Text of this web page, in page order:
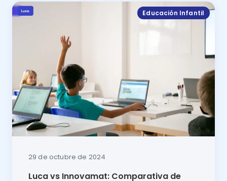
Educación Infantil
29 de octubre de 2024
Luca vs Innovamat: Comparativa de